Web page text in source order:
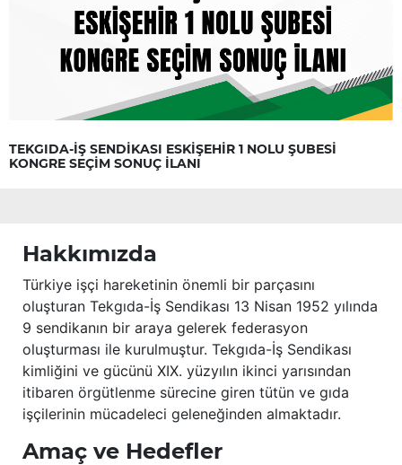
TEKGIDA-İŞ SENDİKASI ESKİŞEHİR 1 NOLU ŞUBESİ
KONGRE SEÇİM SONUÇ İLANI
Hakkımızda
Türkiye işçi hareketinin önemli bir parçasını
oluşturan Tekgıda-İş Sendikası 13 Nisan 1952 yılında
9 sendikanın bir araya gelerek federasyon
oluşturması ile kurulmuştur. Tekgıda-İş Sendikası
kimliğini ve gücünü XIX. yüzyılın ikinci yarısından
itibaren örgütlenme sürecine giren tütün ve gıda
işçilerinin mücadeleci geleneğinden almaktadır.
Amaç ve Hedefler